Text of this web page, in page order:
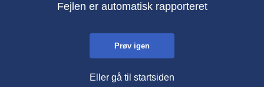
Fejlen er automatisk rapporteret
Prøv igen
Eller gå til startsiden